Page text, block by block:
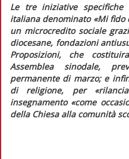
Le tre iniziative
italiana denominato «Mi fido
un microcredito sociale
diocesane, fondazioni
Proposizioni, che
Assemblea sinodale,
permanente di marzo; e
di religione, per
insegnamento «come
della Chiesa alla comunità